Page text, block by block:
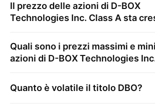
Il prezzo delle azioni di D-BOX
Technologies Inc. Class A sta
Quali sono i prezzi massimi e
azioni di D-BOX Technologies
Quanto è volatile il titolo DBO?